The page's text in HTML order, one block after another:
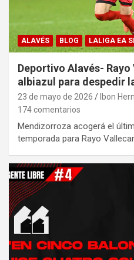
ALAVÉS BLOG LALIGA EA
Deportivo Alavés-
albiazul para despedir
23 de mayo de 2026
Ibon
174 comentarios
Mendizorroza acogerá el
temporada para Rayo